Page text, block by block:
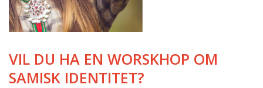
VIL DU HA EN WORSKHOP OM
SAMISK IDENTITET?